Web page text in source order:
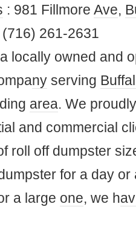
: 981 Fillmore Ave,
(716) 261-2631
locally owned and
ny serving
area. We
and commercial
roll off dumpster
for a day or
a large one, we h